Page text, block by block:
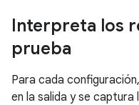
Interpreta los
prueba
Para cada
en la salida y se